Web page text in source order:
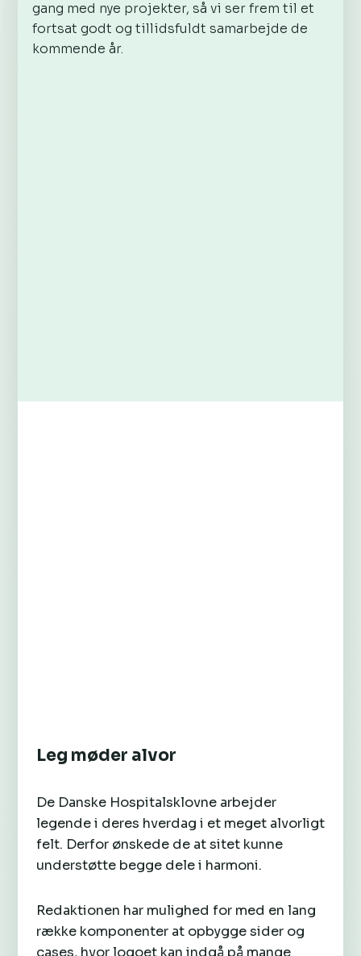
gang med nye projekter, så vi ser frem til et
fortsat godt og tillidsfuldt samarbejde de
kommende år.
Leg møder alvor
De Danske Hospitalsklovne arbejder
legende i deres hverdag i et meget alvorligt
felt. Derfor ønskede de at sitet kunne
understøtte begge dele i harmoni.
Redaktionen har mulighed for med en lang
række komponenter at opbygge sider og
cases, hvor logoet kan indgå på mange